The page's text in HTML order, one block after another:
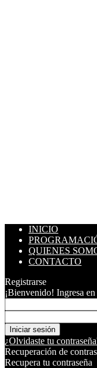
INICIO
QUIENES
CONTACTO
Registrarse
¡Bienvenido! Ingresa en
¿Olvidaste tu
Recuperación de
Recupera tu contraseña